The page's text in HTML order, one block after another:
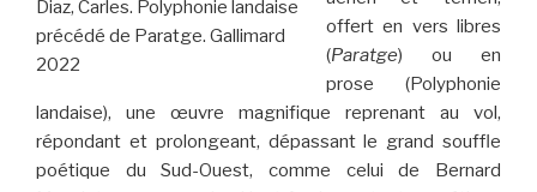
Diaz, Carles. Polyphonie landaise
précédé de Paratge. Gallimard
2022
offert en vers libres
(Paratge) ou en
prose (Polyphonie
landaise), une œuvre magnifique reprenant au vol,
répondant et prolongeant, dépassant le grand souffle
poétique du Sud-Ouest, comme celui de Bernard